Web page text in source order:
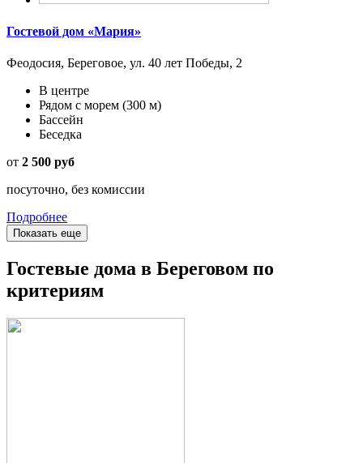
Гостевой дом «Мария»
Феодосия, Береговое, ул. 40 лет Победы, 2
В центре
Рядом с морем (300 м)
Бассейн
Беседка
от 2 500 руб
посуточно, без комиссии
Подробнее
Показать еще
Гостевые дома в Береговом по
критериям